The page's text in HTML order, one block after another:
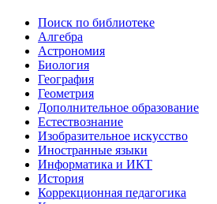
Поиск по библиотеке
Алгебра
Астрономия
Биология
География
Геометрия
Дополнительное образование
Естествознание
Изобразительное искусство
Иностранные языки
Информатика и ИКТ
История
Коррекционная педагогика